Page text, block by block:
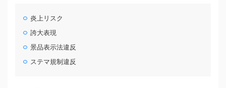
炎上リスク
誇大表現
景品表示法違反
ステマ規制違反